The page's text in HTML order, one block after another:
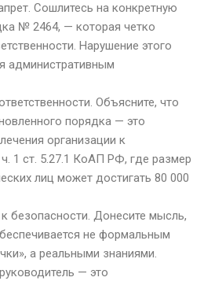
Сошлитесь на конкретную
№ 2464, — которая четко
Нарушение этого
административным
Объясните, что
порядка — это
организации к
ч. 1 ст. 5.27.1 КоАП РФ, где размер
лиц может достигать 80 000
безопасности. Донесите мысль,
не формальным
а реальными знаниями.
— это